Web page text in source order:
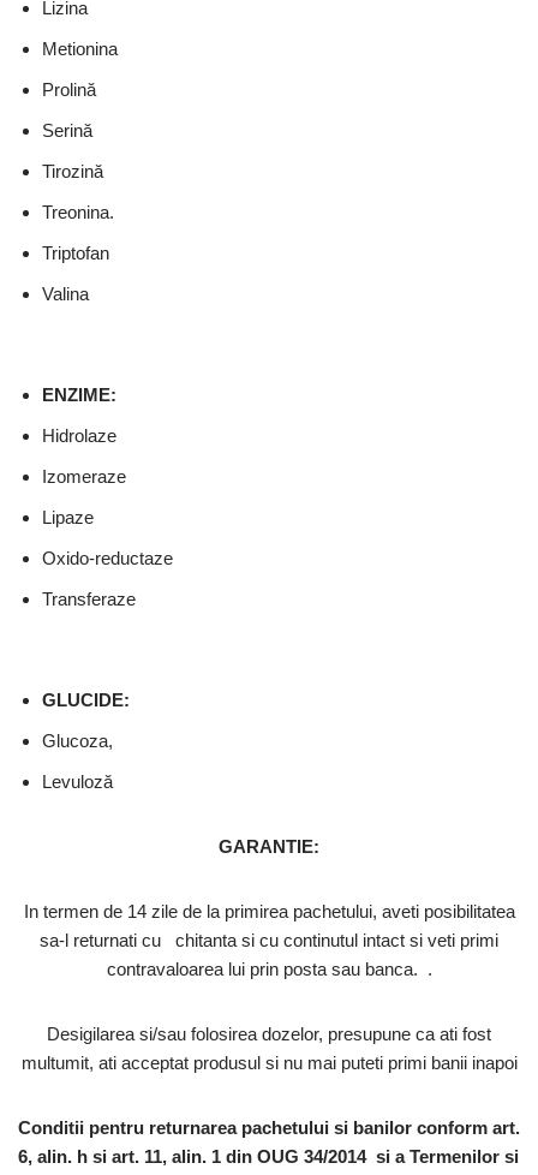
Lizina
Metionina
Prolină
Serină
Tirozină
Treonina.
Triptofan
Valina
ENZIME:
Hidrolaze
Izomeraze
Lipaze
Oxido-reductaze
Transferaze
GLUCIDE:
Glucoza,
Levuloză
GARANTIE:
In termen de 14 zile de la primirea pachetului, aveti posibilitatea
sa-l returnati cu chitanta si cu continutul intact si veti primi
contravaloarea lui prin posta sau banca. .
Desigilarea si/sau folosirea dozelor, presupune ca ati fost
multumit, ati acceptat produsul si nu mai puteti primi banii inapoi
Conditii pentru returnarea pachetului si banilor conform art.
6, alin. h si art. 11, alin. 1 din OUG 34/2014 si a Termenilor si